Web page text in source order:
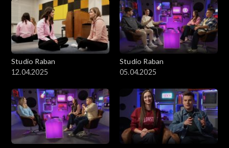
Studio Raban
12.04.2025
Studio Raban
05.04.2025